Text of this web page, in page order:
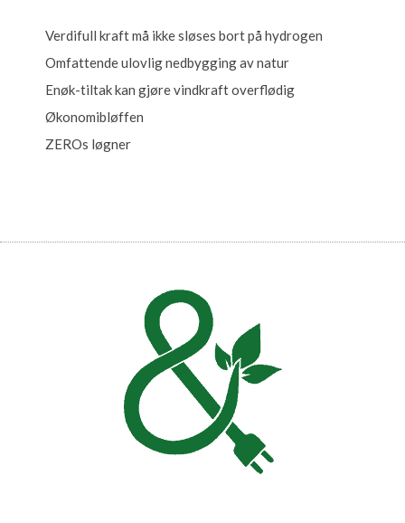
Verdifull kraft må ikke sløses bort på hydrogen
Omfattende ulovlig nedbygging av natur
Enøk-tiltak kan gjøre vindkraft overflødig
Økonomibløffen
ZEROs løgner